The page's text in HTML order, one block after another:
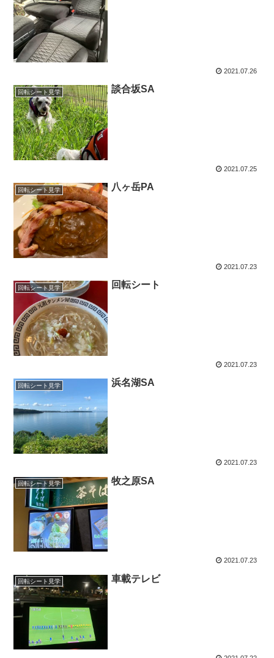
2021.07.26
回転シート見学 談合坂SA
2021.07.25
回転シート見学 八ヶ岳PA
2021.07.23
回転シート見学 回転シート
2021.07.23
回転シート見学 浜名湖SA
2021.07.23
回転シート見学 牧之原SA
2021.07.23
回転シート見学 車載テレビ